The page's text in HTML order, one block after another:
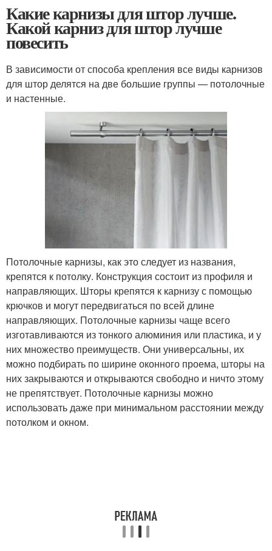
Какие карнизы для штор лучше.
Какой карниз для штор лучше
повесить
В зависимости от способа крепления все виды карнизов
для штор делятся на две большие группы — потолочные
и настенные.
Потолочные карнизы, как это следует из названия,
крепятся к потолку. Конструкция состоит из профиля и
направляющих. Шторы крепятся к карнизу с помощью
крючков и могут передвигаться по всей длине
направляющих. Потолочные карнизы чаще всего
изготавливаются из тонкого алюминия или пластика, и у
них множество преимуществ. Они универсальны, их
можно подбирать по ширине оконного проема, шторы на
них закрываются и открываются свободно и ничто этому
не препятствует. Потолочные карнизы можно
использовать даже при минимальном расстоянии между
потолком и окном.